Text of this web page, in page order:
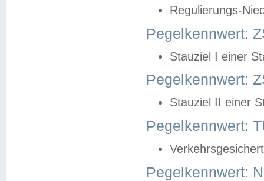
Regulierungs-
Pegelkennwert:
Stauziel I einer
Pegelkennwert:
Stauziel II einer
Pegelkennwert:
Pegelkennwert: